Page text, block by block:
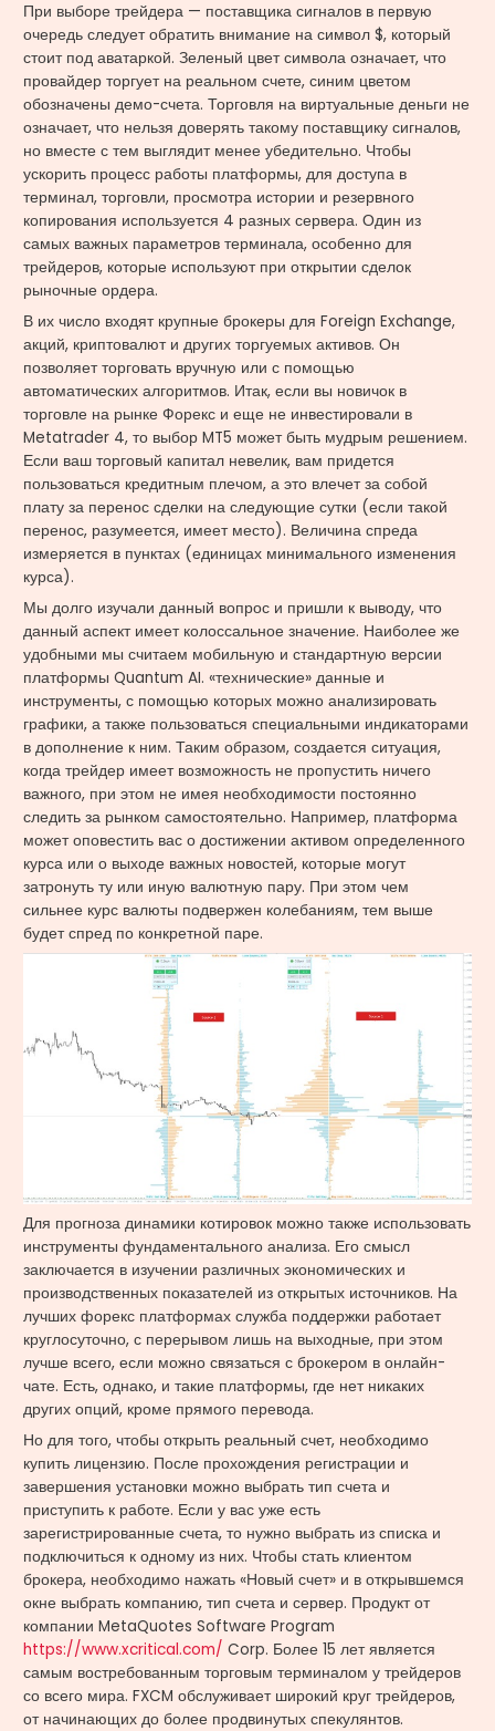
При выборе трейдера — поставщика сигналов в первую
очередь следует обратить внимание на символ $, который
стоит под аватаркой. Зеленый цвет символа означает, что
провайдер торгует на реальном счете, синим цветом
обозначены демо-счета. Торговля на виртуальные деньги не
означает, что нельзя доверять такому поставщику сигналов,
но вместе с тем выглядит менее убедительно. Чтобы
ускорить процесс работы платформы, для доступа в
терминал, торговли, просмотра истории и резервного
копирования используется 4 разных сервера. Один из
самых важных параметров терминала, особенно для
трейдеров, которые используют при открытии сделок
рыночные ордера.
В их число входят крупные брокеры для Foreign Exchange,
акций, криптовалют и других торгуемых активов. Он
позволяет торговать вручную или с помощью
автоматических алгоритмов. Итак, если вы новичок в
торговле на рынке Форекс и еще не инвестировали в
Metatrader 4, то выбор MT5 может быть мудрым решением.
Если ваш торговый капитал невелик, вам придется
пользоваться кредитным плечом, а это влечет за собой
плату за перенос сделки на следующие сутки (если такой
перенос, разумеется, имеет место). Величина спреда
измеряется в пунктах (единицах минимального изменения
курса).
Мы долго изучали данный вопрос и пришли к выводу, что
данный аспект имеет колоссальное значение. Наиболее же
удобными мы считаем мобильную и стандартную версии
платформы Quantum AI. «технические» данные и
инструменты, с помощью которых можно анализировать
графики, а также пользоваться специальными индикаторами
в дополнение к ним. Таким образом, создается ситуация,
когда трейдер имеет возможность не пропустить ничего
важного, при этом не имея необходимости постоянно
следить за рынком самостоятельно. Например, платформа
может оповестить вас о достижении активом определенного
курса или о выходе важных новостей, которые могут
затронуть ту или иную валютную пару. При этом чем
сильнее курс валюты подвержен колебаниям, тем выше
будет спред по конкретной паре.
Для прогноза динамики котировок можно также использовать
инструменты фундаментального анализа. Его смысл
заключается в изучении различных экономических и
производственных показателей из открытых источников. На
лучших форекс платформах служба поддержки работает
круглосуточно, с перерывом лишь на выходные, при этом
лучше всего, если можно связаться с брокером в онлайн-
чате. Есть, однако, и такие платформы, где нет никаких
других опций, кроме прямого перевода.
Но для того, чтобы открыть реальный счет, необходимо
купить лицензию. После прохождения регистрации и
завершения установки можно выбрать тип счета и
приступить к работе. Если у вас уже есть
зарегистрированные счета, то нужно выбрать из списка и
подключиться к одному из них. Чтобы стать клиентом
брокера, необходимо нажать «Новый счет» и в открывшемся
окне выбрать компанию, тип счета и сервер. Продукт от
компании MetaQuotes Software Program
https://www.xcritical.com/ Corp. Более 15 лет является
самым востребованным торговым терминалом у трейдеров
со всего мира. FXCM обслуживает широкий круг трейдеров,
от начинающих до более продвинутых спекулянтов.